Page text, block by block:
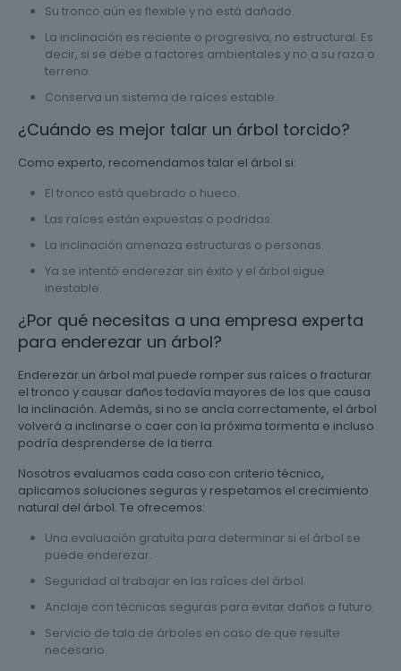
Su tronco aún es flexible y no está dañado.
La inclinación es reciente o progresiva, no estructural. Es
decir, si se debe a factores ambientales y no a su raza o
terreno.
Conserva un sistema de raíces estable.
¿Cuándo es mejor talar un árbol torcido?
Como experto, recomendamos talar el árbol si:
El tronco está quebrado o hueco.
Las raíces están expuestas o podridas.
La inclinación amenaza estructuras o personas.
Ya se intentó enderezar sin éxito y el árbol sigue
inestable.
¿Por qué necesitas a una empresa experta
para enderezar un árbol?
Enderezar un árbol mal puede romper sus raíces o fracturar
el tronco y causar daños todavía mayores de los que causa
la inclinación. Además, si no se ancla correctamente, el árbol
volverá a inclinarse o caer con la próxima tormenta e incluso
podría desprenderse de la tierra.
Nosotros evaluamos cada caso con criterio técnico,
aplicamos soluciones seguras y respetamos el crecimiento
natural del árbol. Te ofrecemos:
Una evaluación gratuita para determinar si el árbol se
puede enderezar.
Seguridad al trabajar en las raíces del árbol.
Anclaje con técnicas seguras para evitar daños a futuro.
Servicio de tala de árboles en caso de que resulte
necesario.